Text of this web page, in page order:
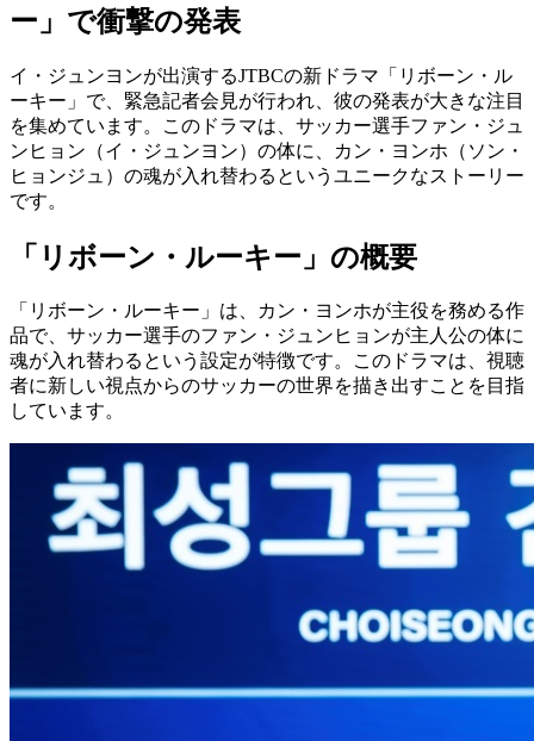
ー」で衝撃の発表
イ・ジュンヨンが出演するJTBCの新ドラマ「リボーン・ル
ーキー」で、緊急記者会見が行われ、彼の発表が大きな注目
を集めています。このドラマは、サッカー選手ファン・ジュ
ンヒョン（イ・ジュンヨン）の体に、カン・ヨンホ（ソン・
ヒョンジュ）の魂が入れ替わるというユニークなストーリー
です。
「リボーン・ルーキー」の概要
「リボーン・ルーキー」は、カン・ヨンホが主役を務める作
品で、サッカー選手のファン・ジュンヒョンが主人公の体に
魂が入れ替わるという設定が特徴です。このドラマは、視聴
者に新しい視点からのサッカーの世界を描き出すことを目指
しています。